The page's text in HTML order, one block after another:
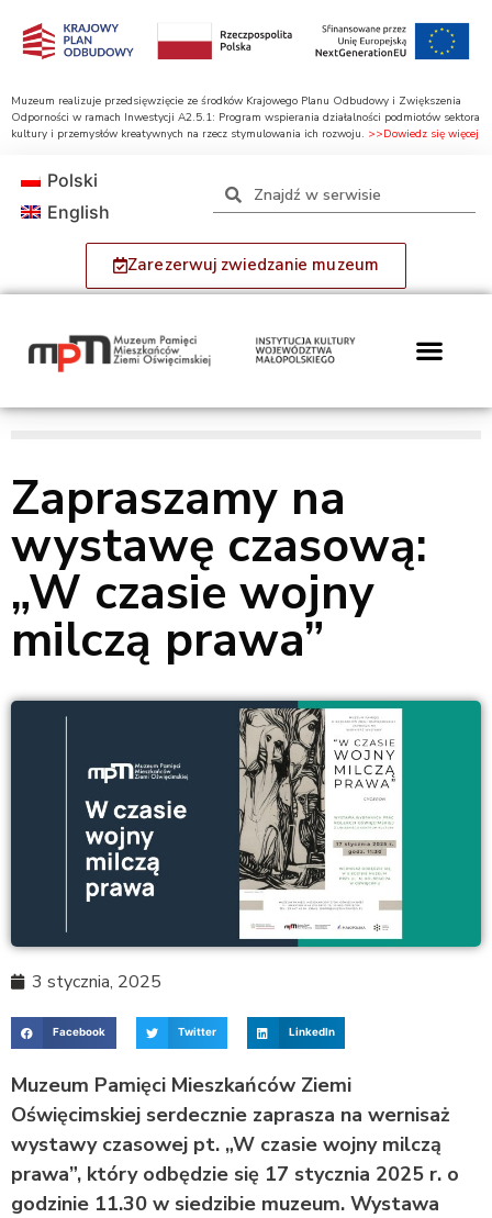
Muzeum realizuje przedsięwzięcie ze środków Krajowego Planu Odbudowy i Zwiększenia
Odporności w ramach Inwestycji A2.5.1: Program wspierania działalności podmiotów sektora
kultury i przemysłów kreatywnych na rzecz stymulowania ich rozwoju. >>Dowiedz się więcej
Zarezerwuj zwiedzanie muzeum
Polski
English
Zapraszamy na
wystawę czasową:
„W czasie wojny
milczą prawa”
3 stycznia, 2025
Facebook Twitter LinkedIn
Muzeum Pamięci Mieszkańców Ziemi
Oświęcimskiej serdecznie zaprasza na wernisaż
wystawy czasowej pt. „W czasie wojny milczą
prawa”, który odbędzie się 17 stycznia 2025 r. o
godzinie 11.30 w siedzibie muzeum. Wystawa